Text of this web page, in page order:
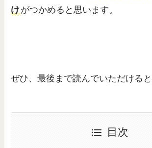
けがつかめると思います。
ぜひ、最後まで読んでいただける
目次